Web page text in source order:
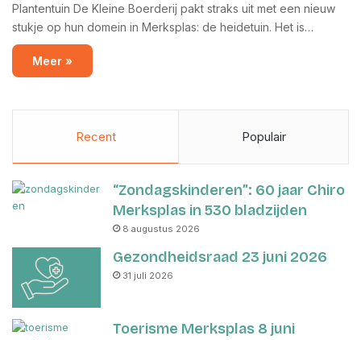
Plantentuin De Kleine Boerderij pakt straks uit met een nieuw
stukje op hun domein in Merksplas: de heidetuin. Het is…
Meer »
Recent Populair
“Zondagskinderen”: 60 jaar Chiro
Merksplas in 530 bladzijden
8 augustus 2026
Gezondheidsraad 23 juni 2026
31 juli 2026
Toerisme Merksplas 8 juni